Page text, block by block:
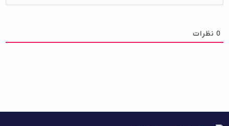
0 نظرات